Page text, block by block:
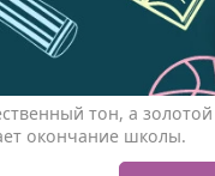
тон, а
окончание школы.